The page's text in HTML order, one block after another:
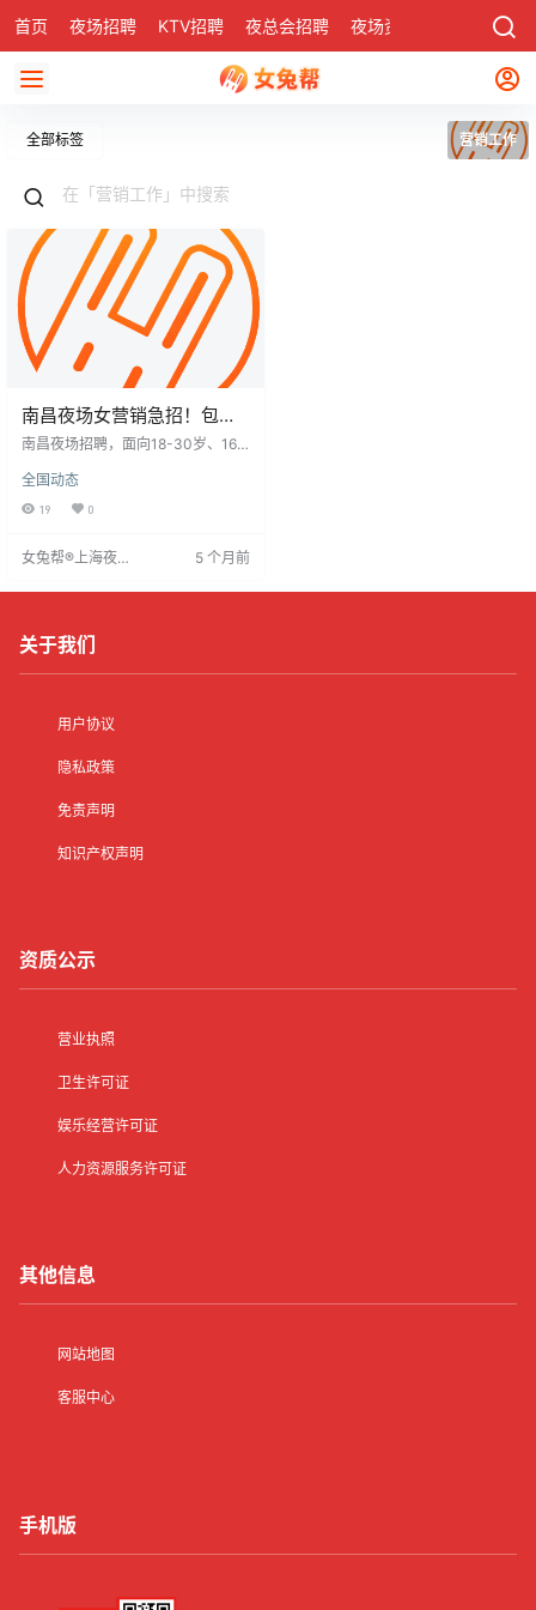
首页 夜场招聘 KTV招聘 夜总会招聘 夜场资讯 社区
全部标签 营销工作
南昌夜场女营销急招！包住
宿包机票+ 大经理带教，日
南昌夜场招聘，面向18-30岁、160
作，沟通顺畅，服务简单。大经理
手把手带教，快速上手。福利优
便利，配备班车，生活方便。适合
全国动态
19 0
女兔帮®上海夜场
5 个月前
关于我们
用户协议
隐私政策
免责声明
知识产权声明
资质公示
营业执照
卫生许可证
娱乐经营许可证
人力资源服务许可证
其他信息
网站地图
客服中心
手机版